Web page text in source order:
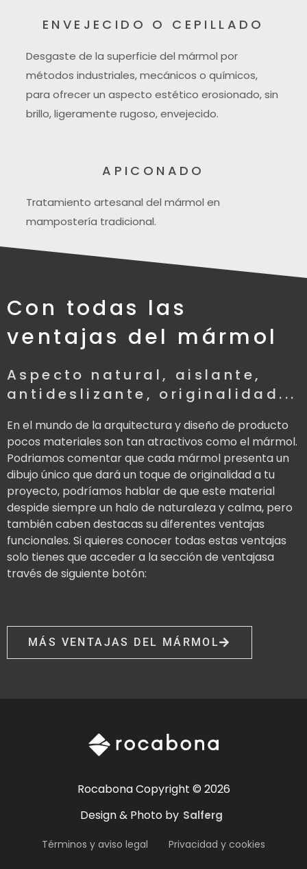
ENVEJECIDO O CEPILLADO
Desgaste de la superficie del mármol por
métodos industriales, mecánicos o químicos,
para ofrecer un aspecto estético erosionado, sin
brillo, ligeramente rugoso, envejecido.
APICONADO
Tratamiento artesanal del mármol en
mampostería tradicional.
Con todas las
ventajas del mármol
Aspecto natural, aislante,
antideslizante, originalidad...
En el mundo de la arquitectura y diseño de producto
pocos materiales son tan atractivos como el mármol.
Podriamos comentar que cada mármol presenta un
dibujo único que dará un toque de originalidad a tu
proyecto, podríamos hablar de que este material
despide siempre un halo de naturaleza y calma, pero
también caben destacas su diferentes ventajas
funcionales. Si quieres conocer todas estas ventajas
solo tienes que acceder a la sección de ventajasa
través de siguiente botón:
MÁS VENTAJAS DEL MÁRMOL
Rocabona Copyright © 2026
Design & Photo by Salferg
Términos y aviso legal Privacidad y cookies